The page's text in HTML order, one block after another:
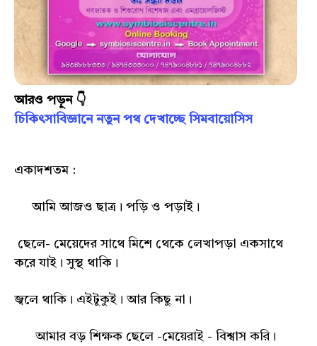
আরও পড়ুন 👇
চিকিৎসাবিজ্ঞানে নতুন পথ দেখাচ্ছে সিমবায়োসিস
একাদশতম :
আমি আজও ছাত্র। পড়ি ও পড়াই।
ছেলে- মেয়েদের সাথে মিশে থেকে লেখাপড়া একসাথে
করে যাই। সুস্থ থাকি।
জ্বলে থাকি। এইটুকুই। আর কিছু না।
আমার বড় শিক্ষক ছেলে -মেয়েরাই - বিশ্বাস করি।